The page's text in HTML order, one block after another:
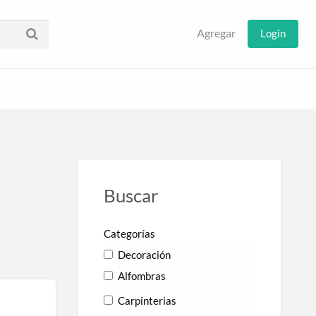
Agregar Login
Buscar
Categorías
Decoración
Alfombras
Carpinterias